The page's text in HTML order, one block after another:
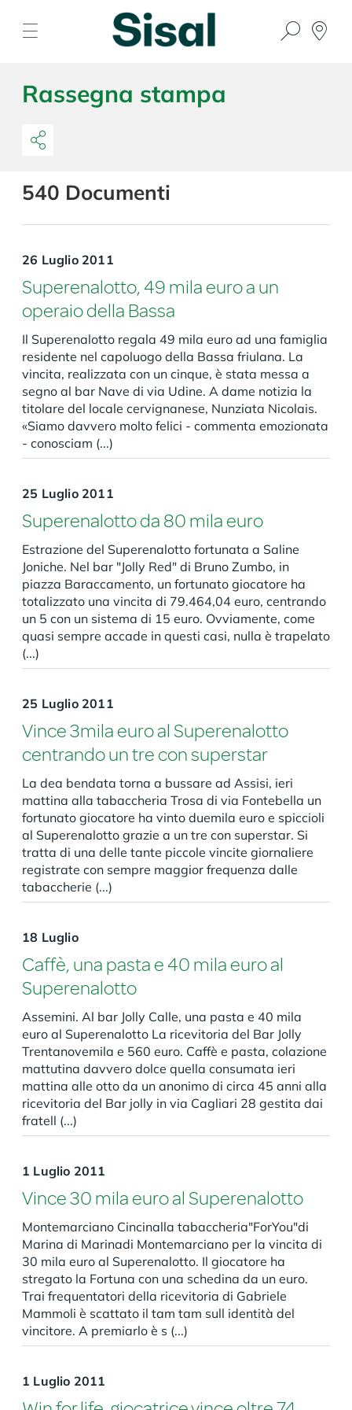
Rassegna stampa
540 Documenti
26 Luglio 2011
Superenalotto, 49 mila euro a un
operaio della Bassa
Il Superenalotto regala 49 mila euro ad una famiglia
residente nel capoluogo della Bassa friulana. La
vincita, realizzata con un cinque, è stata messa a
segno al bar Nave di via Udine. A dame notizia la
titolare del locale cervignanese, Nunziata Nicolais.
«Siamo davvero molto felici - commenta emozionata
- conosciam (...)
25 Luglio 2011
Superenalotto da 80 mila euro
Estrazione del Superenalotto fortunata a Saline
Joniche. Nel bar "Jolly Red" di Bruno Zumbo, in
piazza Baraccamento, un fortunato giocatore ha
totalizzato una vincita di 79.464,04 euro, centrando
un 5 con un sistema di 15 euro. Ovviamente, come
quasi sempre accade in questi casi, nulla è trapelato
(...)
25 Luglio 2011
Vince 3mila euro al Superenalotto
centrando un tre con superstar
La dea bendata torna a bussare ad Assisi, ieri
mattina alla tabaccheria Trosa di via Fontebella un
fortunato giocatore ha vinto duemila euro e spiccioli
al Superenalotto grazie a un tre con superstar. Si
tratta di una delle tante piccole vincite giornaliere
registrate con sempre maggior frequenza dalle
tabaccherie (...)
18 Luglio
Caffè, una pasta e 40 mila euro al
Superenalotto
Assemini. Al bar Jolly Calle, una pasta e 40 mila
euro al Superenalotto La ricevitoria del Bar Jolly
Trentanovemila e 560 euro. Caffè e pasta, colazione
mattutina davvero dolce quella consumata ieri
mattina alle otto da un anonimo di circa 45 anni alla
ricevitoria del Bar jolly in via Cagliari 28 gestita dai
fratell (...)
1 Luglio 2011
Vince 30 mila euro al Superenalotto
Montemarciano Cincinalla tabaccheria"ForYou"di
Marina di Marinadi Montemarciano per la vincita di
30 mila euro al Superenalotto. Il giocatore ha
stregato la Fortuna con una schedina da un euro.
Trai frequentatori della ricevitoria di Gabriele
Mammoli è scattato il tam tam sull identità del
vincitore. A premiarlo è s (...)
1 Luglio 2011